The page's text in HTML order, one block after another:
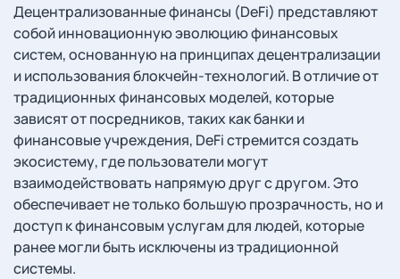
Децентрализованные финансы (DeFi) представляют
собой инновационную эволюцию финансовых
систем, основанную на принципах децентрализации
и использования блокчейн-технологий. В отличие от
традиционных финансовых моделей, которые
зависят от посредников, таких как банки и
финансовые учреждения, DeFi стремится создать
экосистему, где пользователи могут
взаимодействовать напрямую друг с другом. Это
обеспечивает не только большую прозрачность, но и
доступ к финансовым услугам для людей, которые
ранее могли быть исключены из традиционной
системы.